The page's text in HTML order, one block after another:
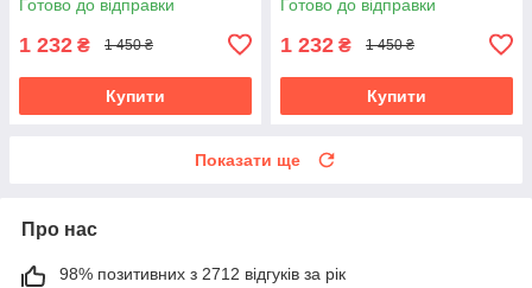
Готово до відправки
1 232 ₴ 1 450 ₴
Купити
Готово до відправки
1 232 ₴ 1 450 ₴
Купити
Показати ще
Про нас
98% позитивних з 2712 відгуків за рік